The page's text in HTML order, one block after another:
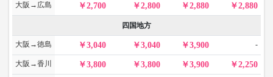
大阪→広島 2,700 2,800 2,880 2,880
四国地方
大阪→徳島 3,040 3,040 3,900 -
大阪→香川 3,800 3,800 3,900 2,250